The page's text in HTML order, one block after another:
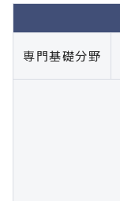
専門基礎分野